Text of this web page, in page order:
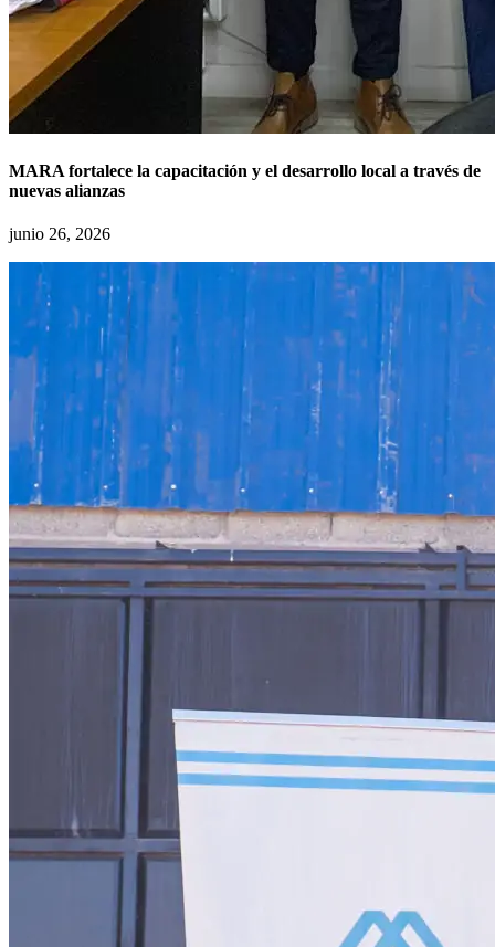
MARA fortalece la capacitación y el desarrollo local a través de
nuevas alianzas
junio 26, 2026